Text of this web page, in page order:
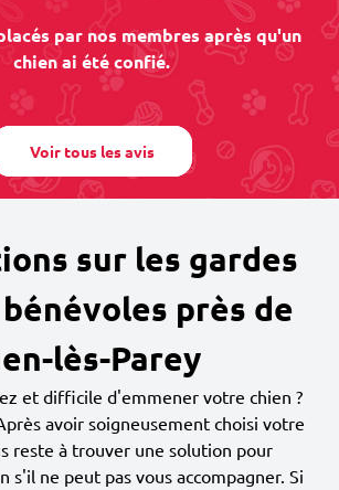
par nos membres après qu'un
chien ai été confié.
Voir tous les avis
sur les gardes
près de
lès-Parey
et difficile d'emmener votre chien ?
avoir soigneusement choisi votre
reste à trouver une solution pour
s'il ne peut pas vous accompagner. Si